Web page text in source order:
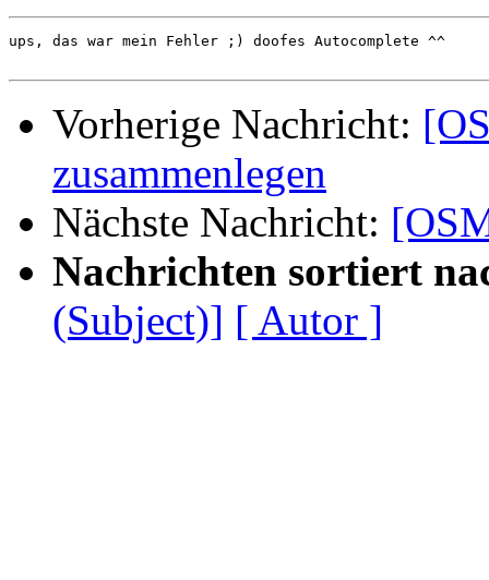
ups, das war mein Fehler ;) doofes Autocomplete ^^
Vorherige Nachricht:
zusammenlegen
Nächste Nachricht:
Nachrichten sortiert
(Subject)] [ Autor ]